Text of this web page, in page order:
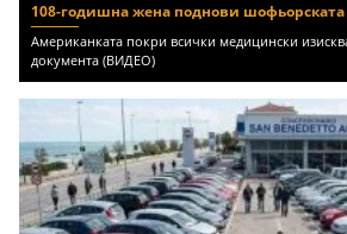
108-годишна жена поднови
Американката покри всички медицински
документа (ВИДЕО)